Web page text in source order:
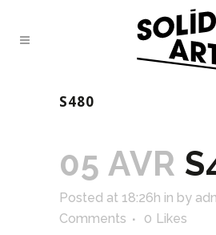
S480
05 AVR
Posted at 18:26h in by
Comments
0 Likes